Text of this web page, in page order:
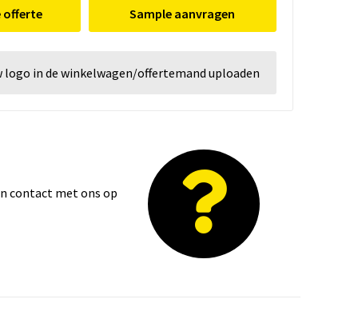
offerte Sample aanvragen
logo in de winkelwagen/offertemand uploaden
contact met ons op